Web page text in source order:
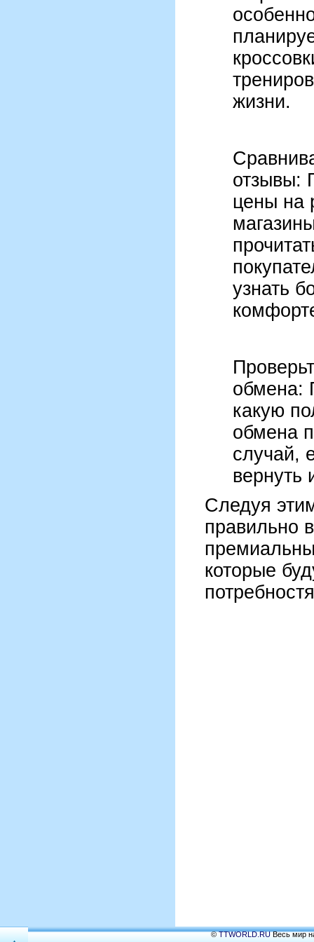
жизни.
отзывы:
цены на
узнать
обмена:
какую
обмена
случай,
вернуть
Следуя
правильно
которые
©TTWORLD.RUВесь мир